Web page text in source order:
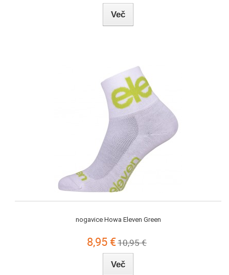
Več
nogavice Howa Eleven Green
8,95 €10,95 €
Več